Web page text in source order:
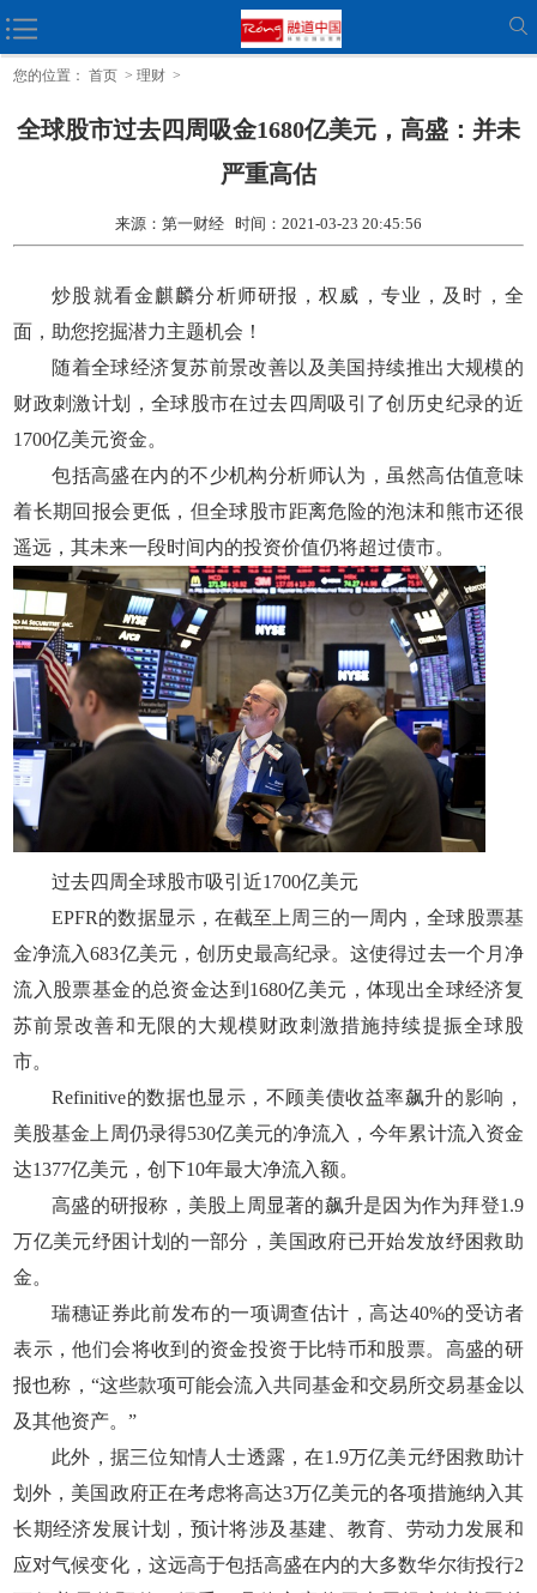
因副驾安全气囊的气袋折叠宽度不一致 英菲尼迪再度发起召回
您的位置： 首页 > 理财 >
全球股市过去四周吸金1680亿美元，高盛：并未
严重高估
来源：第一财经 时间：2021-03-23 20:45:56
炒股就看金麒麟分析师研报，权威，专业，及时，全
面，助您挖掘潜力主题机会！
随着全球经济复苏前景改善以及美国持续推出大规模的
财政刺激计划，全球股市在过去四周吸引了创历史纪录的近
1700亿美元资金。
包括高盛在内的不少机构分析师认为，虽然高估值意味
着长期回报会更低，但全球股市距离危险的泡沫和熊市还很
遥远，其未来一段时间内的投资价值仍将超过债市。
过去四周全球股市吸引近1700亿美元
EPFR的数据显示，在截至上周三的一周内，全球股票基
金净流入683亿美元，创历史最高纪录。这使得过去一个月净
流入股票基金的总资金达到1680亿美元，体现出全球经济复
苏前景改善和无限的大规模财政刺激措施持续提振全球股
市。
Refinitive的数据也显示，不顾美债收益率飙升的影响，
美股基金上周仍录得530亿美元的净流入，今年累计流入资金
达1377亿美元，创下10年最大净流入额。
高盛的研报称，美股上周显著的飙升是因为作为拜登1.9
万亿美元纾困计划的一部分，美国政府已开始发放纾困救助
金。
瑞穗证券此前发布的一项调查估计，高达40%的受访者
表示，他们会将收到的资金投资于比特币和股票。高盛的研
报也称，“这些款项可能会流入共同基金和交易所交易基金以
及其他资产。”
此外，据三位知情人士透露，在1.9万亿美元纾困救助计
划外，美国政府正在考虑将高达3万亿美元的各项措施纳入其
长期经济发展计划，预计将涉及基建、教育、劳动力发展和
应对气候变化，这远高于包括高盛在内的大多数华尔街投行2